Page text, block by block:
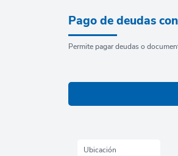
Pago de deudas
Permite pagar deudas o
Ubicación